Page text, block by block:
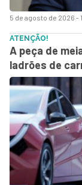
5 de agosto de 2026 -
ATENÇÃO!
A peça de
ladrões de